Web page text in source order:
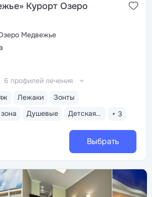
Курорт Озеро
Медвежье
Лежаки
Зонты
Душевые Детская площадка на пляже + 3
6 профилей лечения
Выбрать